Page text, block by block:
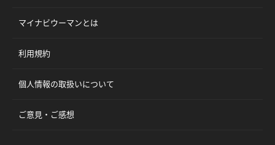
マイナビウーマンとは
利用規約
個人情報の取扱いについて
ご意見・ご感想